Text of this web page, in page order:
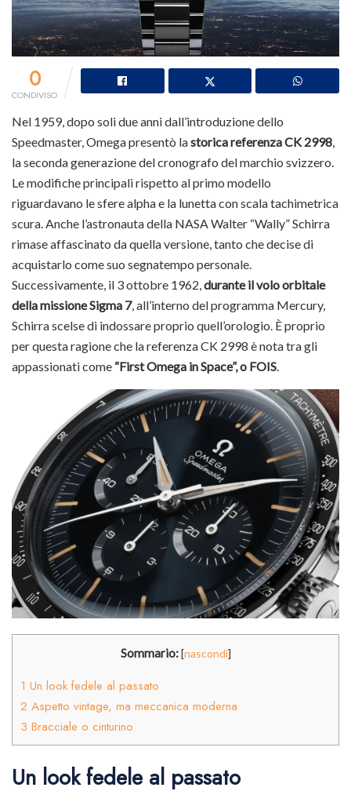
0
CONDIVISO
Nel 1959, dopo soli due anni dall’introduzione dello
Speedmaster, Omega presentò lastorica referenza CK 2998
la seconda generazione del cronografo del marchio svizzero.
Le modifiche principali rispetto al primo modello
riguardavano le sfere alpha e la lunetta con scala tachimetrica
scura. Anche l’astronauta della NASA Walter “Wally” Schirra
rimase affascinato da quella versione, tanto che decise di
acquistarlo come suo segnatempo personale.
Successivamente, il 3 ottobre 1962, durante il volo orbitale
della missione Sigma 7, all’interno del programma Mercury,
Schirra scelse di indossare proprio quell’orologio. È proprio
per questa ragione che la referenza CK 2998 è nota tra gli
appassionati come “First Omega in Space”, o FOIS
Sommario: [nascondi]
1 Un look fedele al passato
2 Aspetto vintage, ma meccanica moderna
3 Bracciale o cinturino
Un look fedele al passato